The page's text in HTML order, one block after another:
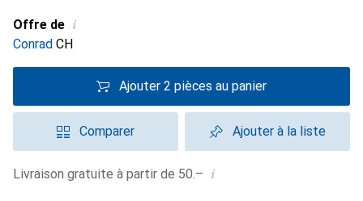
Offre de i
Conrad CH
Ajouter 2 pièces au panier
Comparer Ajouter à la liste
Livraison gratuite à partir de 50.– i